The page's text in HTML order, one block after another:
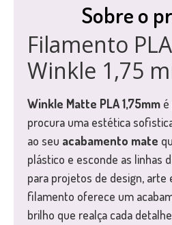
Sobre o
Filamento
Winkle 1,75
Winkle Matte PLA 1,75mm
procura uma estética
ao seu acabamento mate
plástico e esconde as linhas
para projetos de design, arte
filamento oferece um
brilho que realça cada